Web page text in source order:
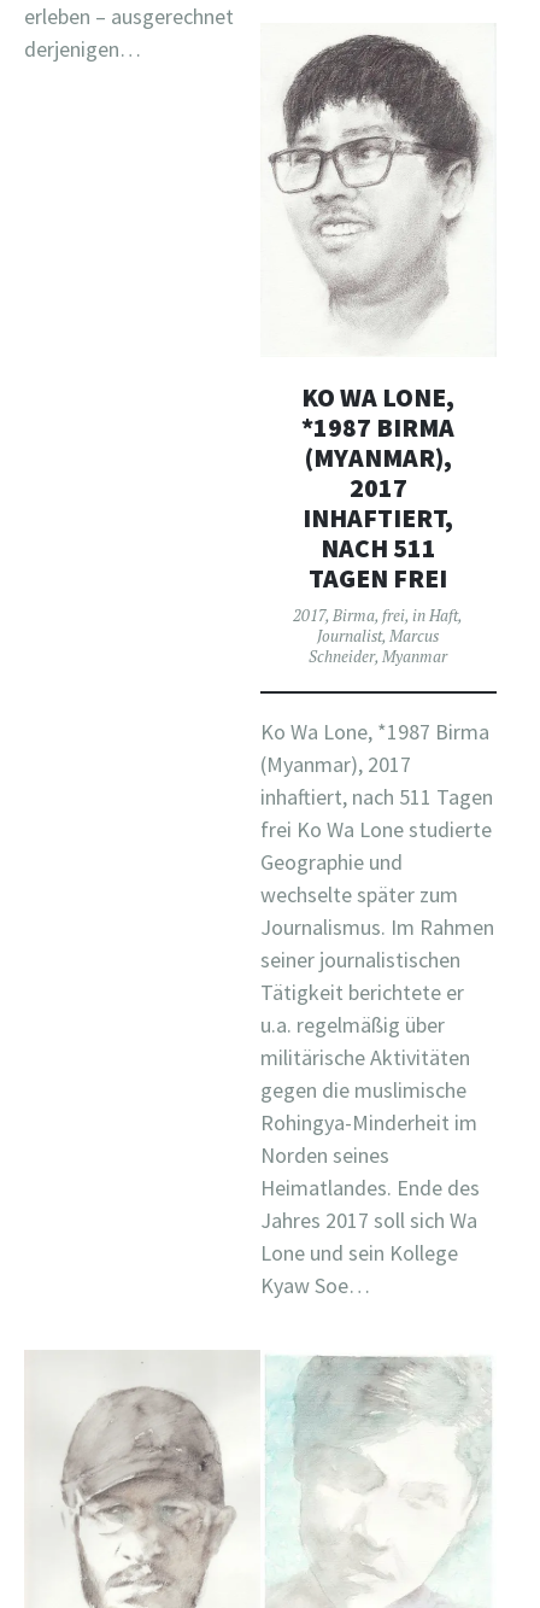
erleben – ausgerechnet
derjenigen…
KO WA LONE,
*1987 BIRMA
(MYANMAR),
2017
INHAFTIERT,
NACH 511
TAGEN FREI
2017,Birma, frei,in Haft,
Journalist,Marcus
Schneider,Myanmar
Ko Wa Lone, *1987 Birma
(Myanmar), 2017
inhaftiert, nach 511 Tagen
frei Ko Wa Lone studierte
Geographie und
wechselte später zum
Journalismus. Im Rahmen
seiner journalistischen
Tätigkeit berichtete er
u.a. regelmäßig über
militärische Aktivitäten
gegen die muslimische
Rohingya-Minderheit im
Norden seines
Heimatlandes. Ende des
Jahres 2017 soll sich Wa
Lone und sein Kollege
Kyaw Soe…